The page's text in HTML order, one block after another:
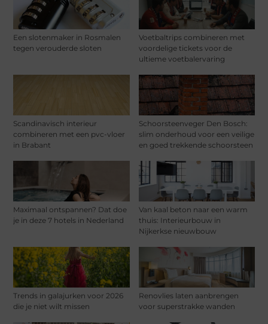
Een slotenmaker in Rosmalen
tegen verouderde sloten
Voetbaltrips combineren met
voordelige tickets voor de
ultieme voetbalervaring
Scandinavisch interieur
combineren met een pvc-vloer
in Brabant
Schoorsteenveger Den Bosch:
slim onderhoud voor een veilige
en goed trekkende schoorsteen
Maximaal ontspannen? Dat doe
je in deze 7 hotels in Nederland
Van kaal beton naar een warm
thuis: Interieurbouw in
Nijkerkse nieuwbouw
Trends in galajurken voor 2026
die je niet wilt missen
Renovlies laten aanbrengen
voor superstrakke wanden